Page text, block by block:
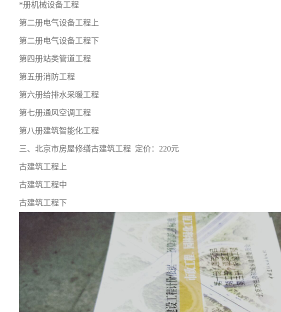
*册机械设备工程
第二册电气设备工程上
第二册电气设备工程下
第四册站类管道工程
第五册消防工程
第六册给排水采暖工程
第七册通风空调工程
第八册建筑智能化工程
三、北京市房屋修缮古建筑工程 定价：220元
古建筑工程上
古建筑工程中
古建筑工程下